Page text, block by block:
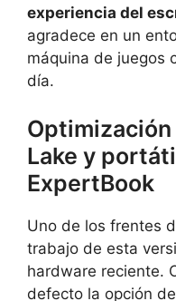
experiencia del
agradece en un
máquina de juegos
día.
Lake y
ExpertBook
Uno de los frentes
trabajo de esta
hardware reciente.
defecto la opción